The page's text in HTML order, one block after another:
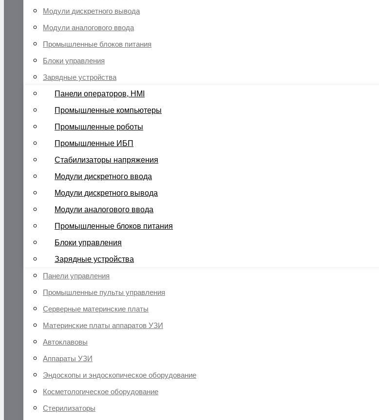
Модули дискретного вывода
Модули аналогового ввода
Промышленные блоков питания
Блоки управления
Зарядные устройства
Панели операторов, HMI
Промышленные компьютеры
Промышленные роботы
Промышленные ИБП
Стабилизаторы напряжения
Модули дискретного ввода
Модули дискретного вывода
Модули аналогового ввода
Промышленные блоков питания
Блоки управления
Зарядные устройства
Панели управления
Промышленные пульты управления
Серверные материнские платы
Материнские платы аппаратов УЗИ
Автоклавовы
Аппараты УЗИ
Эндоскопы и эндоскопическое оборудование
Косметологическое оборудование
Стерилизаторы